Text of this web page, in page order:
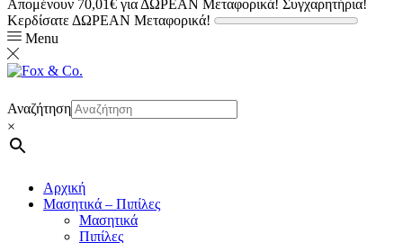
Απομένουν 70,01€ για ΔΩΡΕΑΝ Μεταφορικά! Συγχαρητήρια!
Κερδίσατε ΔΩΡΕΑΝ Μεταφορικά!
Menu
Αναζήτηση
×
Αρχική
Μασητικά – Πιπίλες
Μασητικά
Πιπίλες